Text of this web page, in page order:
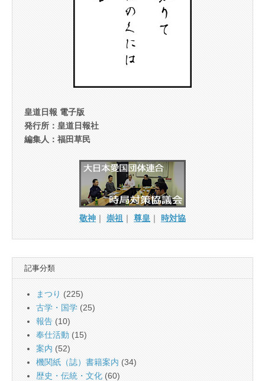
皇道日報 電子版
発行所：皇道日報社
編集人：福田草民
敬神 ｜ 崇祖 ｜ 尊皇 ｜ 時対協
記事分類
まつり (225)
古学・国学 (25)
報告 (10)
奉仕活動 (15)
案内 (52)
機関紙（誌）書籍案内 (34)
歴史・伝統・文化 (60)